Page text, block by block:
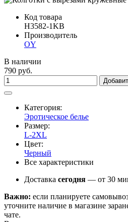
Код товара
H3582-1KB
Производитель
OY
В наличии
790 руб.
Категория:
Эротическое белье
Размер:
L-2XL
Цвет:
Черный
Все характеристики
Доставка сегодня — от 30
Важно: если планируете
уточните наличие в магазине
чате.